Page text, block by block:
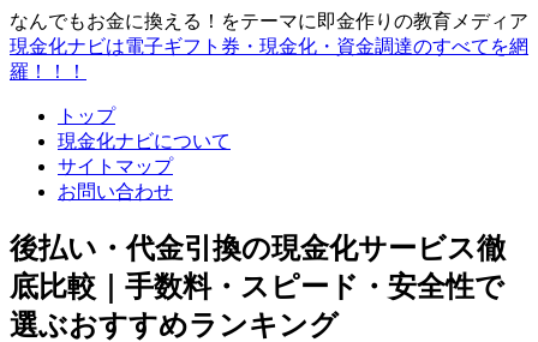
なんでもお金に換える！をテーマに即金作りの教育メディア
現金化ナビは電子ギフト券・現金化・資金調達のすべてを網
羅！！！
トップ
現金化ナビについて
サイトマップ
お問い合わせ
後払い・代金引換の現金化サービス徹
底比較｜手数料・スピード・安全性で
選ぶおすすめランキング